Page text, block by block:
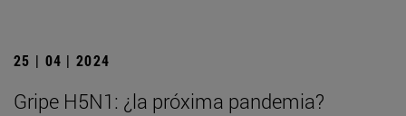
25 | 04 | 2024
Gripe H5N1: ¿la próxima pandemia?